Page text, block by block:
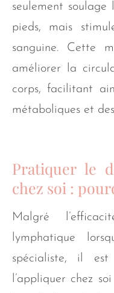
seulement soulage
pieds, mais
sanguine. Cette
améliorer la
corps, facilitant
métaboliques et
Pratiquer le
chez soi :
Malgré
lymphatique
spécialiste, il
l’appliquer chez